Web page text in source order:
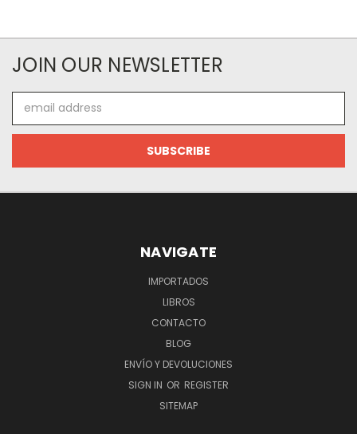
JOIN OUR NEWSLETTER
Address
NAVIGATE
IMPORTADOS
LIBROS
CONTACTO
BLOG
ENVÍO Y DEVOLUCIONES
SIGN IN OR REGISTER
SITEMAP